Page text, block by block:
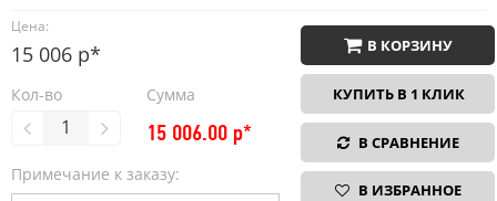
Цена:
15 006 р*
Кол-во Сумма
15 006.00 р*
Примечание к заказу:
В КОРЗИНУ
КУПИТЬ В 1 КЛИК
В СРАВНЕНИЕ
В ИЗБРАННОЕ